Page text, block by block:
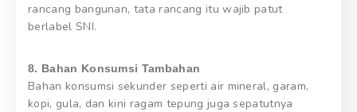
rancang bangunan, tata rancang itu wajib patut
berlabel SNI.
8. Bahan Konsumsi Tambahan
Bahan konsumsi sekunder seperti air mineral, garam,
kopi, gula, dan kini ragam tepung juga sepatutnya